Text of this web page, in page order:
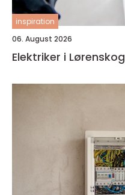
inspiration
06. August 2026
Elektriker i